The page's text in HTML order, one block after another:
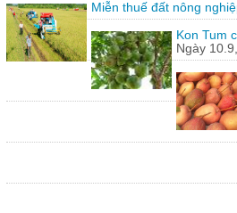
Miễn thuế đất nông
Kon Tum
Ngày